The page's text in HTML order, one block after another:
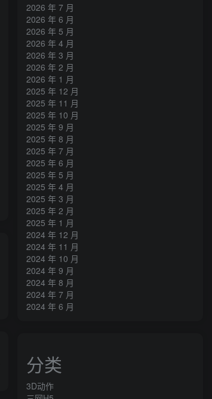
2026 年 7 月
2026 年 6 月
2026 年 5 月
2026 年 4 月
2026 年 3 月
2026 年 2 月
2026 年 1 月
2025 年 12 月
2025 年 11 月
2025 年 10 月
2025 年 9 月
2025 年 8 月
2025 年 7 月
2025 年 6 月
2025 年 5 月
2025 年 4 月
2025 年 3 月
2025 年 2 月
2025 年 1 月
2024 年 12 月
2024 年 11 月
2024 年 10 月
2024 年 9 月
2024 年 8 月
2024 年 7 月
2024 年 6 月
分类
3D动作